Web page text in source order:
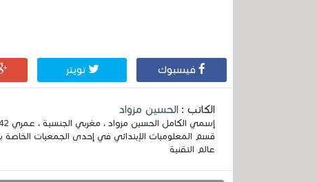
فيسبوك تويتر
الكاتب : الحسين مزواد
قسم المعلوميات الإبتدائي في إحدى الجمعيات
عالم التقنية